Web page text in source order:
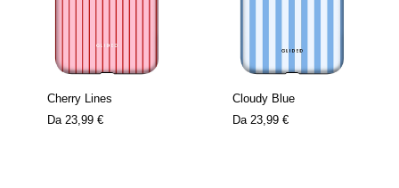
Cherry Lines
Da 23,99 €
Cloudy Blue
Da 23,99 €